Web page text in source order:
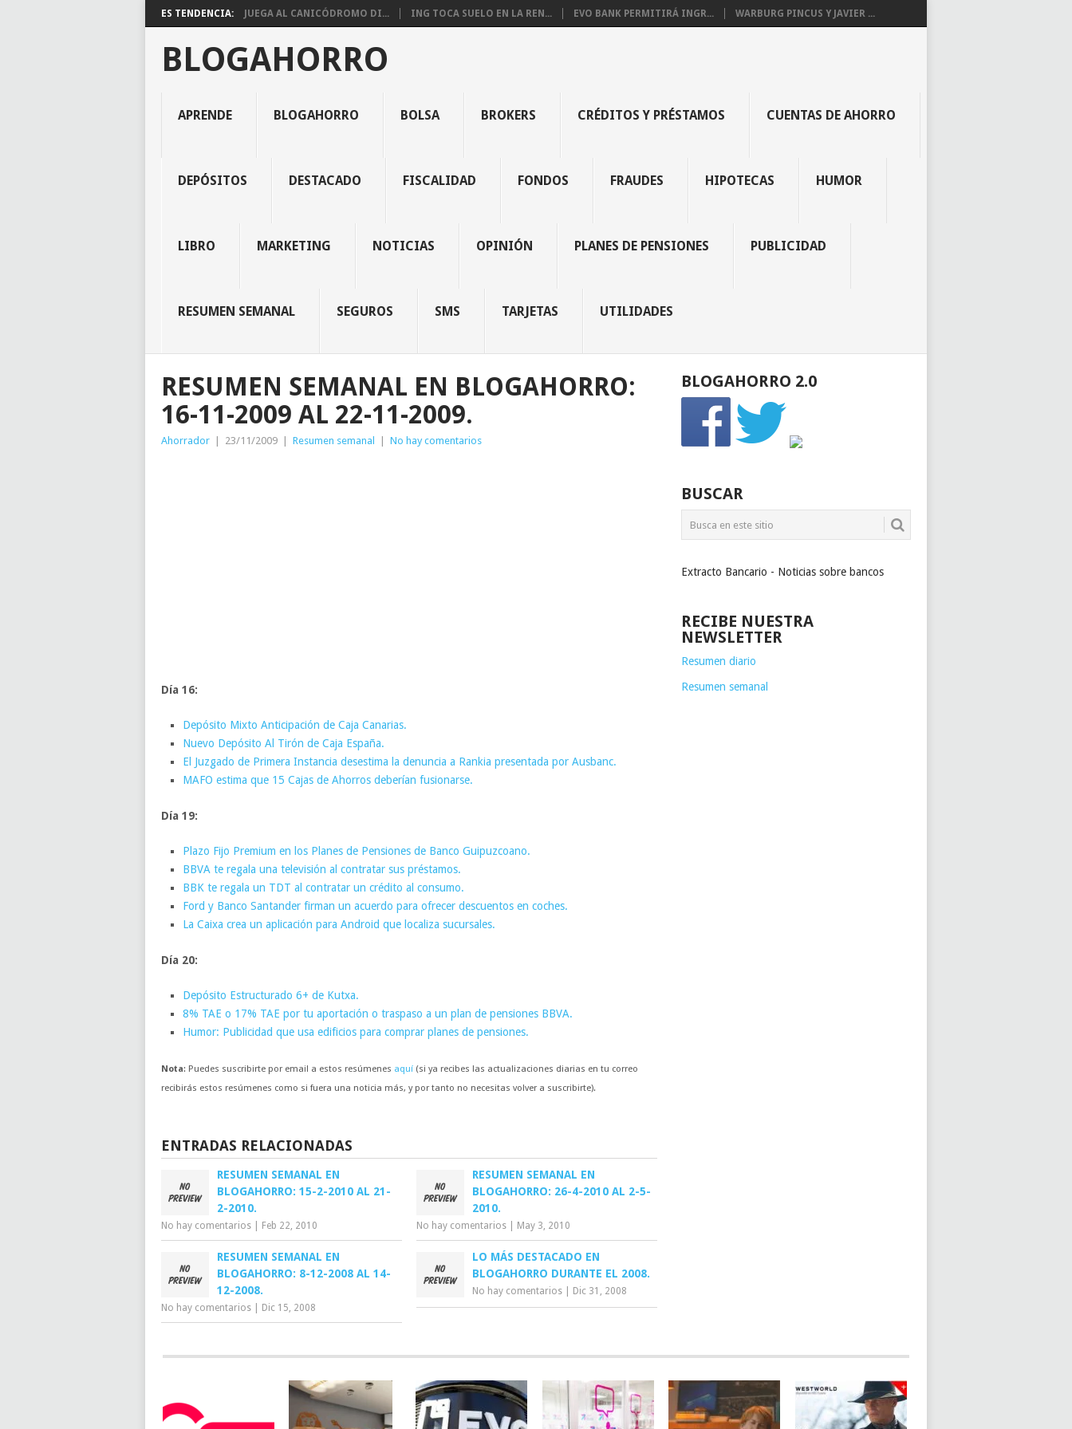
ES TENDENCIA: JUEGA AL CANICÓDROMO DI... ING TOCA SUELO EN LA REN... EVO BANK PERMITIRÁ INGR... WARBURG PINCUS Y JAVIER ...
BLOGAHORRO
APRENDE BLOGAHORRO BOLSA BROKERS CRÉDITOS Y PRÉSTAMOS CUENTAS DE AHORRO
DEPÓSITOS DESTACADO FISCALIDAD FONDOS FRAUDES HIPOTECAS HUMOR
LIBRO MARKETING NOTICIAS OPINIÓN PLANES DE PENSIONES PUBLICIDAD
RESUMEN SEMANAL SEGUROS SMS TARJETAS UTILIDADES
RESUMEN SEMANAL EN BLOGAHORRO:
16-11-2009 AL 22-11-2009.
Ahorrador 23/11/2009 Resumen semanal No hay comentarios
Día 16:
Depósito Mixto Anticipación de Caja Canarias.
Nuevo Depósito Al Tirón de Caja España.
El Juzgado de Primera Instancia desestima la denuncia a Rankia presentada por Ausbanc.
MAFO estima que 15 Cajas de Ahorros deberían fusionarse.
Día 19:
Plazo Fijo Premium en los Planes de Pensiones de Banco Guipuzcoano.
BBVA te regala una televisión al contratar sus préstamos.
BBK te regala un TDT al contratar un crédito al consumo.
Ford y Banco Santander firman un acuerdo para ofrecer descuentos en coches.
La Caixa crea un aplicación para Android que localiza sucursales.
Día 20:
Depósito Estructurado 6+ de Kutxa.
8% TAE o 17% TAE por tu aportación o traspaso a un plan de pensiones BBVA.
Humor: Publicidad que usa edificios para comprar planes de pensiones.
Nota: Puedes suscribirte por email a estos resúmenes aquí (si ya recibes las actualizaciones diarias en tu correo
recibirás estos resúmenes como si fuera una noticia más, y por tanto no necesitas volver a suscribirte).
ENTRADAS RELACIONADAS
RESUMEN SEMANAL EN
BLOGAHORRO: 15-2-2010 AL 21-
2-2010.
No hay comentarios Feb 22, 2010
RESUMEN SEMANAL EN
BLOGAHORRO: 26-4-2010 AL 2-5-
2010.
No hay comentarios May 3, 2010
RESUMEN SEMANAL EN
BLOGAHORRO: 8-12-2008 AL 14-
12-2008.
No hay comentarios Dic 15, 2008
LO MÁS DESTACADO EN
BLOGAHORRO DURANTE EL 2008.
No hay comentarios Dic 31, 2008
BLOGAHORRO 2.0
BUSCAR
Extracto Bancario - Noticias sobre bancos
RECIBE NUESTRA
NEWSLETTER
Resumen diario
Resumen semanal